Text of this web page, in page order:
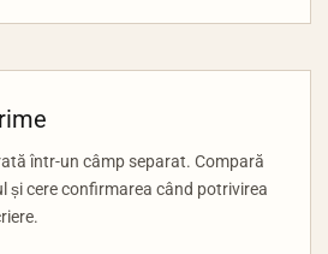
într-un câmp separat. Compară
și cere confirmarea când potrivirea